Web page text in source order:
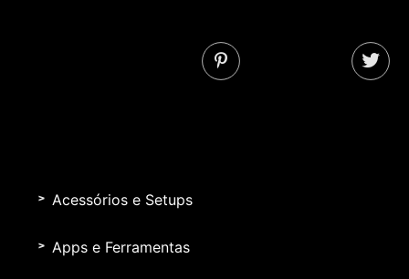
Acessórios e Setups
Apps e Ferramentas